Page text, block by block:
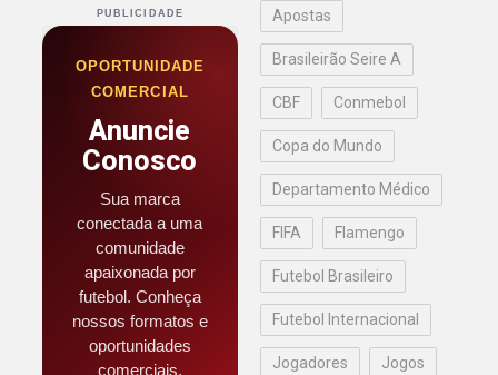
PUBLICIDADE
OPORTUNIDADE
COMERCIAL
Anuncie
Conosco
Sua marca
conectada a uma
comunidade
apaixonada por
futebol. Conheça
nossos formatos e
oportunidades
comerciais.
Apostas
Brasileirão Seire A
CBF Conmebol
Copa do Mundo
Departamento Médico
FIFA Flamengo
Futebol Brasileiro
Futebol Internacional
Jogadores Jogos